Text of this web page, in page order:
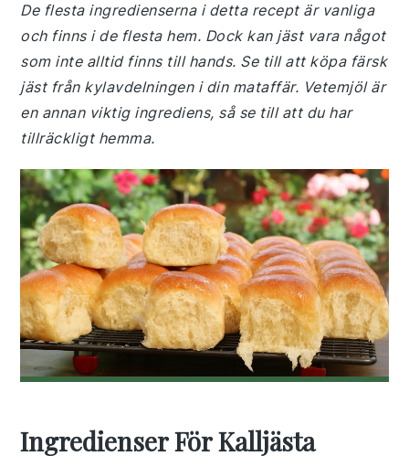
De flesta ingredienserna i detta recept är vanliga
och finns i de flesta hem. Dock kan jäst vara något
som inte alltid finns till hands. Se till att köpa färsk
jäst från kylavdelningen i din mataffär. Vetemjöl är
en annan viktig ingrediens, så se till att du har
tillräckligt hemma.
Ingredienser För Kalljästa